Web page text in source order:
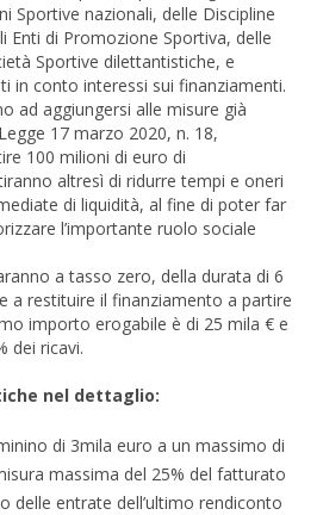
Sportive nazionali, delle Discipline
Enti di Promozione Sportiva, delle
Sportive dilettantistiche, e
in conto interessi sui finanziamenti.
ad aggiungersi alle misure già
17 marzo 2020, n. 18,
100 milioni di euro di
altresì di ridurre tempi e oneri
di liquidità, al fine di poter far
l’importante ruolo sociale
a tasso zero, della durata di 6
a restituire il finanziamento a partire
importo erogabile è di 25 mila € e
dei ricavi.
nel dettaglio:
di 3mila euro a un massimo di
massima del 25% del fatturato
delle entrate dell’ultimo rendiconto